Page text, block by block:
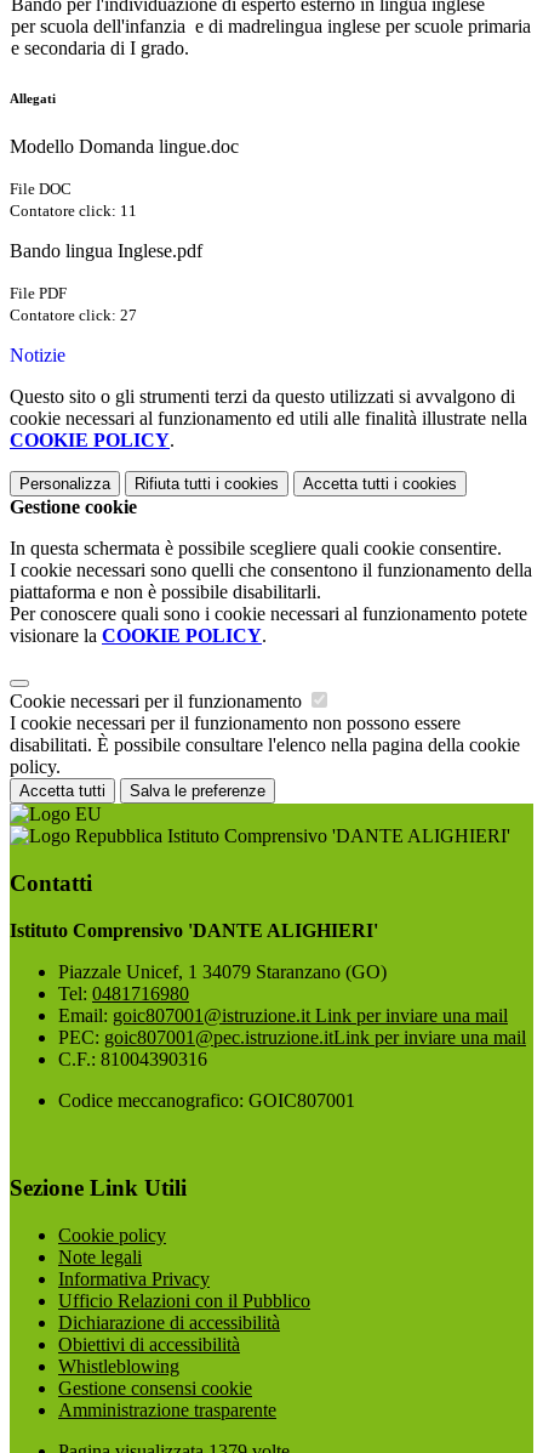
Bando per l'individuazione di esperto esterno in lingua inglese
per scuola dell'infanzia e di madrelingua inglese per scuole primaria
e secondaria di I grado.
Allegati
Modello Domanda lingue.doc
File DOC
Contatore click: 11
Bando lingua Inglese.pdf
File PDF
Contatore click: 27
Notizie
Questo sito o gli strumenti terzi da questo utilizzati si avvalgono di
cookie necessari al funzionamento ed utili alle finalità illustrate nella
COOKIE POLICY.
Personalizza Rifiuta tutti i cookies Accetta tutti i cookies
Gestione cookie
In questa schermata è possibile scegliere quali cookie consentire.
I cookie necessari sono quelli che consentono il funzionamento della
piattaforma e non è possibile disabilitarli.
Per conoscere quali sono i cookie necessari al funzionamento potete
visionare la COOKIE POLICY.
Cookie necessari per il funzionamento
I cookie necessari per il funzionamento non possono essere
disabilitati. È possibile consultare l'elenco nella pagina della cookie
policy.
Accetta tutti Salva le preferenze
Istituto Comprensivo 'DANTE ALIGHIERI'
Contatti
Istituto Comprensivo 'DANTE ALIGHIERI'
Piazzale Unicef, 1 34079 Staranzano (GO)
Tel: 0481716980
Email: goic807001@istruzione.it Link per inviare una mail
PEC: goic807001@pec.istruzione.itLink per inviare una mail
C.F.: 81004390316
Codice meccanografico: GOIC807001
Sezione Link Utili
Cookie policy
Note legali
Informativa Privacy
Ufficio Relazioni con il Pubblico
Dichiarazione di accessibilità
Obiettivi di accessibilità
Whistleblowing
Gestione consensi cookie
Amministrazione trasparente